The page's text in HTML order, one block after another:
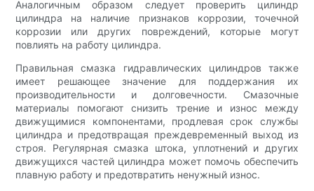
Аналогичным образом следует проверить цилиндр
цилиндра на наличие признаков коррозии, точечной
коррозии или других повреждений, которые могут
повлиять на работу цилиндра.
Правильная смазка гидравлических цилиндров также
имеет решающее значение для поддержания их
производительности и долговечности. Смазочные
материалы помогают снизить трение и износ между
движущимися компонентами, продлевая срок службы
цилиндра и предотвращая преждевременный выход из
строя. Регулярная смазка штока, уплотнений и других
движущихся частей цилиндра может помочь обеспечить
плавную работу и предотвратить ненужный износ.